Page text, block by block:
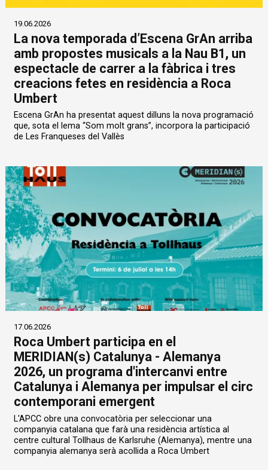
19.06.2026
La nova temporada d’Escena GrAn arriba
amb propostes musicals a la Nau B1, un
espectacle de carrer a la fàbrica i tres
creacions fetes en residència a Roca
Umbert
Escena GrAn ha presentat aquest dilluns la nova programació
que, sota el lema “Som molt grans”, incorpora la participació
de Les Franqueses del Vallès
17.06.2026
Roca Umbert participa en el
MERIDIAN(s) Catalunya - Alemanya
2026, un programa d'intercanvi entre
Catalunya i Alemanya per impulsar el circ
contemporani emergent
L'APCC obre una convocatòria per seleccionar una
companyia catalana que farà una residència artística al
centre cultural Tollhaus de Karlsruhe (Alemanya), mentre una
companyia alemanya serà acollida a Roca Umbert